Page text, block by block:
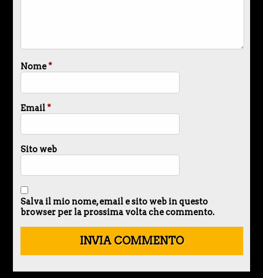
Nome*
Email*
Sito web
Salva il mio nome, email e sito web in questo
browser per la prossima volta che commento.